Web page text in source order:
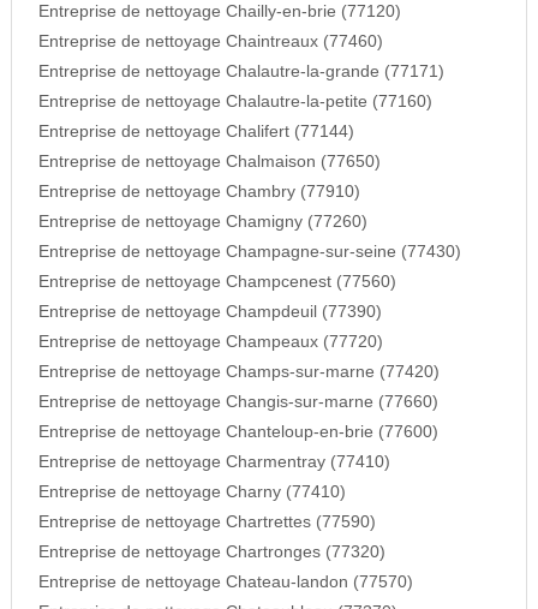
Entreprise de nettoyage Chailly-en-brie (77120)
Entreprise de nettoyage Chaintreaux (77460)
Entreprise de nettoyage Chalautre-la-grande (77171)
Entreprise de nettoyage Chalautre-la-petite (77160)
Entreprise de nettoyage Chalifert (77144)
Entreprise de nettoyage Chalmaison (77650)
Entreprise de nettoyage Chambry (77910)
Entreprise de nettoyage Chamigny (77260)
Entreprise de nettoyage Champagne-sur-seine (77430)
Entreprise de nettoyage Champcenest (77560)
Entreprise de nettoyage Champdeuil (77390)
Entreprise de nettoyage Champeaux (77720)
Entreprise de nettoyage Champs-sur-marne (77420)
Entreprise de nettoyage Changis-sur-marne (77660)
Entreprise de nettoyage Chanteloup-en-brie (77600)
Entreprise de nettoyage Charmentray (77410)
Entreprise de nettoyage Charny (77410)
Entreprise de nettoyage Chartrettes (77590)
Entreprise de nettoyage Chartronges (77320)
Entreprise de nettoyage Chateau-landon (77570)